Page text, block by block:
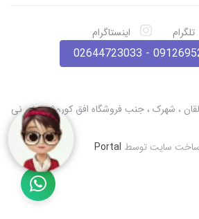
تلگرام اینستاگرام
09126952780 -
ساخت سایت توسط Portal
، شهرک ، جنب فروشگاه افق کوروش ، نی نی